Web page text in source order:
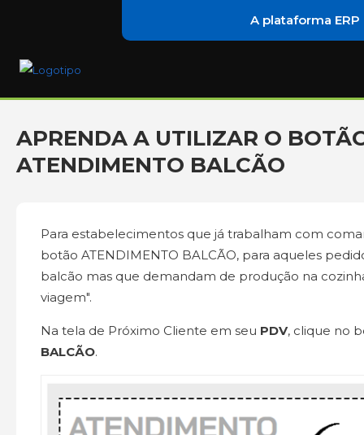
A plataforma
APRENDA A UTILIZAR O
ATENDIMENTO BALCÃO
Para estabelecimentos que já trabalham com
botão ATENDIMENTO BALCÃO, para aqueles
balcão mas que demandam de produção na
viagem".
Na tela de Próximo Cliente em seu PDV, clique no
BALCÃO.